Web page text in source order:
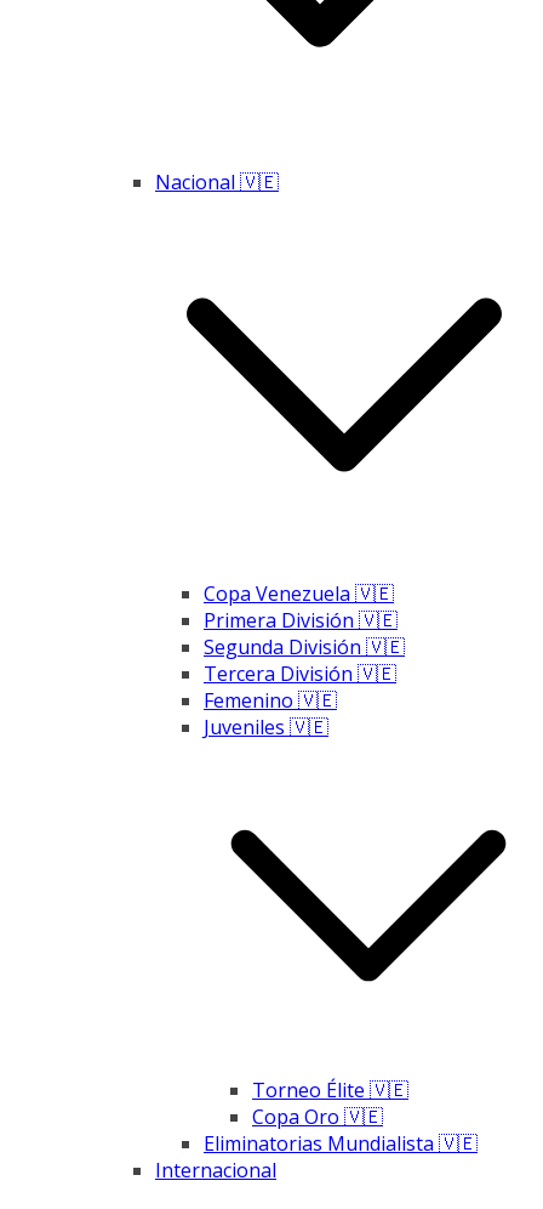
Nacional 🇻🇪
Copa Venezuela 🇻🇪
Primera División 🇻🇪
Segunda División 🇻🇪
Tercera División 🇻🇪
Femenino 🇻🇪
Juveniles 🇻🇪
Torneo Élite 🇻🇪
Copa Oro 🇻🇪
Eliminatorias Mundialista 🇻🇪
Internacional